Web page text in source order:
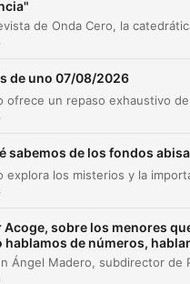
de uno 07/08/2026
sabemos de los fondos
Acoge, sobre los menores
hablamos de números,